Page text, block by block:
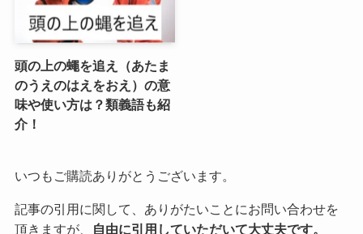
頭の上の蠅を追え（あたま
のうえのはえをおえ）の意
味や使い方は？類義語も紹
介！
いつもご購読ありがとうございます。
記事の引用に関して、ありがたいことにお問い合わせを
頂きますが、
自由に引用していただいて大丈夫です。